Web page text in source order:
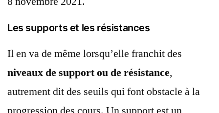
Les supports et les résistances
Il en va de même lorsqu’elle franchit des
niveaux de support ou de résistance,
autrement dit des seuils qui font obstacle à la